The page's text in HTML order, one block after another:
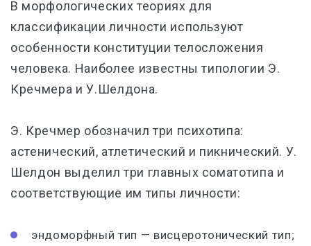
В морфологических теориях для
классификации личности используют
особенности конституции телосложения
человека. Наиболее известны типологии Э.
Кречмера и У.Шелдона.
Э. Кречмер обозначил три психотипа:
астенический, атлетический и пикнический. У.
Шелдон выделил три главных соматотипа и
соответствующие им типы личности:
эндоморфный тип — висцеротонический тип;